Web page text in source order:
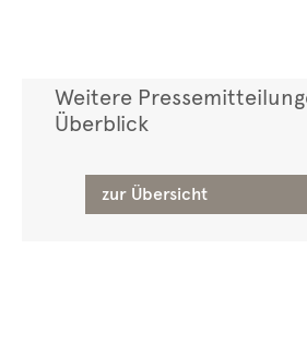
Weitere
Überblick
zur Übersicht